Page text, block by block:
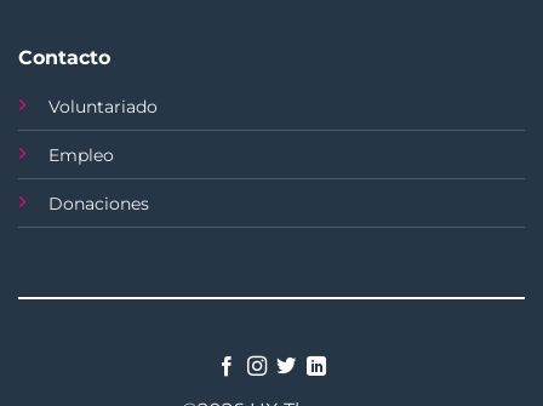
Contacto
Voluntariado
Empleo
Donaciones